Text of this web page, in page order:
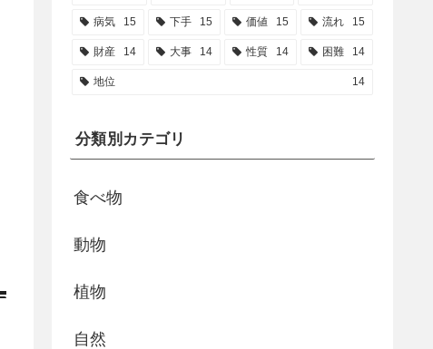
病気 15 下手 15 価値 15 流れ 15
財産 14 大事 14 性質 14 困難 14
地位 14
分類別カテゴリ
食べ物
動物
植物
自然